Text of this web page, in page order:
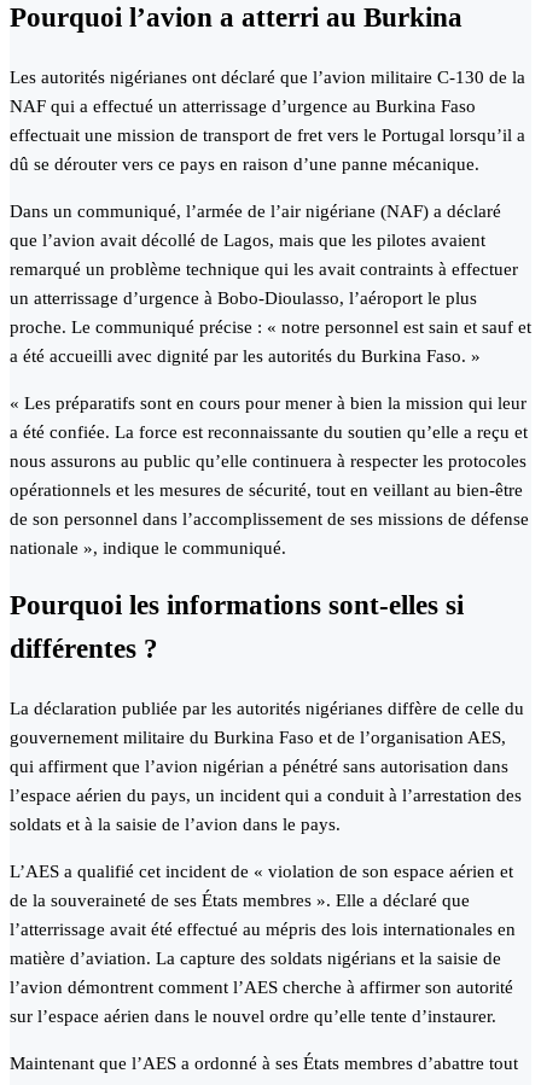
Pourquoi l’avion a atterri au Burkina
Les autorités nigérianes ont déclaré que l’avion militaire C-130 de la
NAF qui a effectué un atterrissage d’urgence au Burkina Faso
effectuait une mission de transport de fret vers le Portugal lorsqu’il a
dû se dérouter vers ce pays en raison d’une panne mécanique.
Dans un communiqué, l’armée de l’air nigériane (NAF) a déclaré
que l’avion avait décollé de Lagos, mais que les pilotes avaient
remarqué un problème technique qui les avait contraints à effectuer
un atterrissage d’urgence à Bobo-Dioulasso, l’aéroport le plus
proche. Le communiqué précise : « notre personnel est sain et sauf et
a été accueilli avec dignité par les autorités du Burkina Faso. »
« Les préparatifs sont en cours pour mener à bien la mission qui leur
a été confiée. La force est reconnaissante du soutien qu’elle a reçu et
nous assurons au public qu’elle continuera à respecter les protocoles
opérationnels et les mesures de sécurité, tout en veillant au bien-être
de son personnel dans l’accomplissement de ses missions de défense
nationale », indique le communiqué.
Pourquoi les informations sont-elles si
différentes ?
La déclaration publiée par les autorités nigérianes diffère de celle du
gouvernement militaire du Burkina Faso et de l’organisation AES,
qui affirment que l’avion nigérian a pénétré sans autorisation dans
l’espace aérien du pays, un incident qui a conduit à l’arrestation des
soldats et à la saisie de l’avion dans le pays.
L’AES a qualifié cet incident de « violation de son espace aérien et
de la souveraineté de ses États membres ». Elle a déclaré que
l’atterrissage avait été effectué au mépris des lois internationales en
matière d’aviation. La capture des soldats nigérians et la saisie de
l’avion démontrent comment l’AES cherche à affirmer son autorité
sur l’espace aérien dans le nouvel ordre qu’elle tente d’instaurer.
Maintenant que l’AES a ordonné à ses États membres d’abattre tout